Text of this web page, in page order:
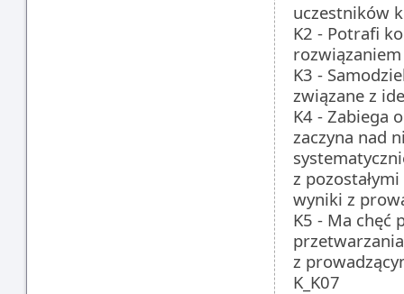
uczestników
K2 - Potrafi
K3 -
związane z
K4 - Zabiega
zaczyna nad
z
wyniki z
K5 - Ma chęć
z
K_K07